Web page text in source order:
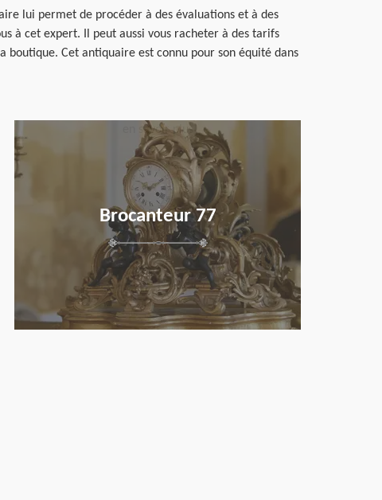
lui permet de procéder à des évaluations et à des
à cet expert. Il peut aussi vous racheter à des tarifs
boutique. Cet antiquaire est connu pour son équité dans
Brocanteur 77
en savoir plus